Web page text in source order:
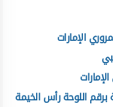
الإمارات
برقم اللوحة رأس الخيمة